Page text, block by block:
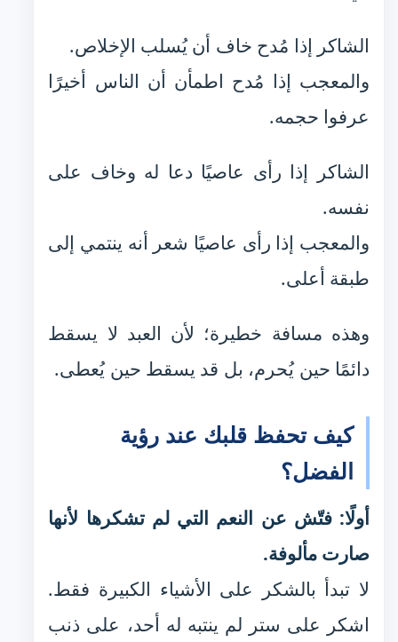
الشاكر إذا مُدح خاف أن يُسلب الإخلاص.
والمعجب إذا مُدح اطمأن أن الناس أخيرًا
عرفوا حجمه.
الشاكر إذا رأى عاصيًا دعا له وخاف على
نفسه.
والمعجب إذا رأى عاصيًا شعر أنه ينتمي إلى
طبقة أعلى.
وهذه مسافة خطيرة؛ لأن العبد لا يسقط
دائمًا حين يُحرم، بل قد يسقط حين يُعطى.
كيف تحفظ قلبك عند رؤية
الفضل؟
أولًا: فتّش عن النعم التي لم تشكرها لأنها
صارت مألوفة.
لا تبدأ بالشكر على الأشياء الكبيرة فقط.
اشكر على ستر لم ينتبه له أحد، على ذنب